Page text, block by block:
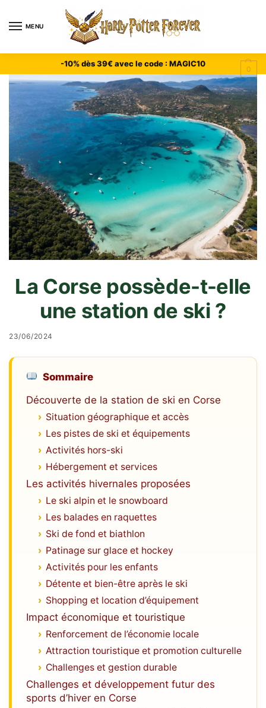
MENU
0
-10% dès 39€ avec le code : MAGIC10
La Corse possède-t-elle
une station de ski ?
23/06/2024
Sommaire
Découverte de la station de ski en Corse
Situation géographique et accès
Les pistes de ski et équipements
Activités hors-ski
Hébergement et services
Les activités hivernales proposées
Le ski alpin et le snowboard
Les balades en raquettes
Ski de fond et biathlon
Patinage sur glace et hockey
Activités pour les enfants
Détente et bien-être après le ski
Shopping et location d’équipement
Impact économique et touristique
Renforcement de l’économie locale
Attraction touristique et promotion culturelle
Challenges et gestion durable
Challenges et développement futur des
sports d’hiver en Corse